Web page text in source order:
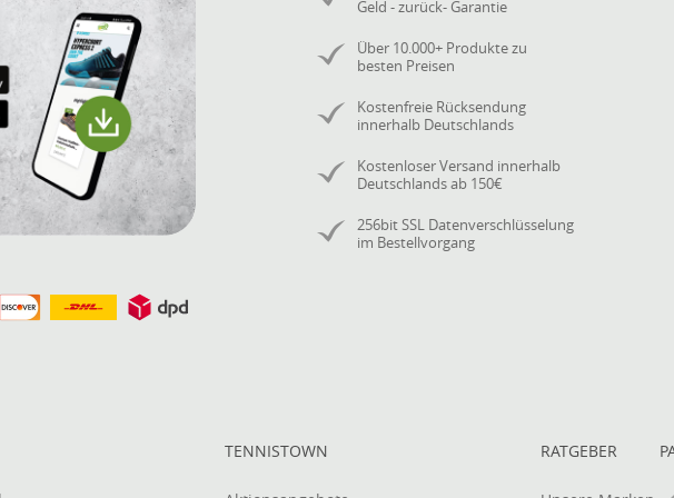
Geld - zurück- Garantie
Über 10.000+ Produkte zu
besten Preisen
Kostenfreie Rücksendung
innerhalb Deutschlands
Kostenloser Versand innerhalb
Deutschlands ab 150€
256bit SSL Datenverschlüsselung
im Bestellvorgang
TENNISTOWN RATGEBER